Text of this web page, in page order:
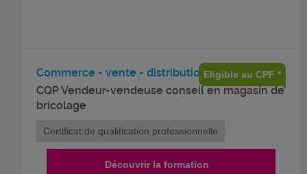
Commerce - vente - distribution
CQP Vendeur-vendeuse conseil en magasin de
bricolage
Eligible au CPF *
Certificat de qualification professionnelle
Découvrir la formation